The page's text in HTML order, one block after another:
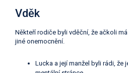
Vděk
Někteří rodiče byli vděční, že ačkoli
jiné onemocnění.
Lucka a její manžel byli rádi, že